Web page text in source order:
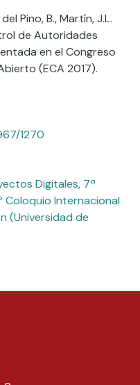
Pino, B., Martín, J.L.
de Autoridades
en el Congreso
(ECA 2017).
1270
Digitales, 7ª
Coloquio Internacional
(Universidad de